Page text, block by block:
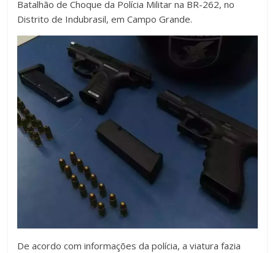
Batalhão de Choque da Polícia Militar na BR-262, no
Distrito de Indubrasil, em Campo Grande.
De acordo com informações da polícia, a viatura fazia